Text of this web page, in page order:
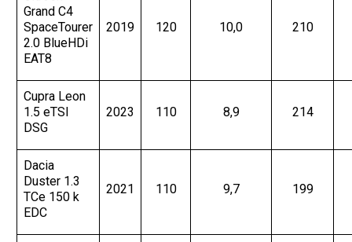
Grand C4
SpaceTourer
2.0 BlueHDi
EAT8
2019 120 10,0 210
Cupra Leon
1.5 eTSI
DSG
2023 110 8,9 214
Dacia
Duster 1.3
TCe 150 k
EDC
2021 110 9,7 199